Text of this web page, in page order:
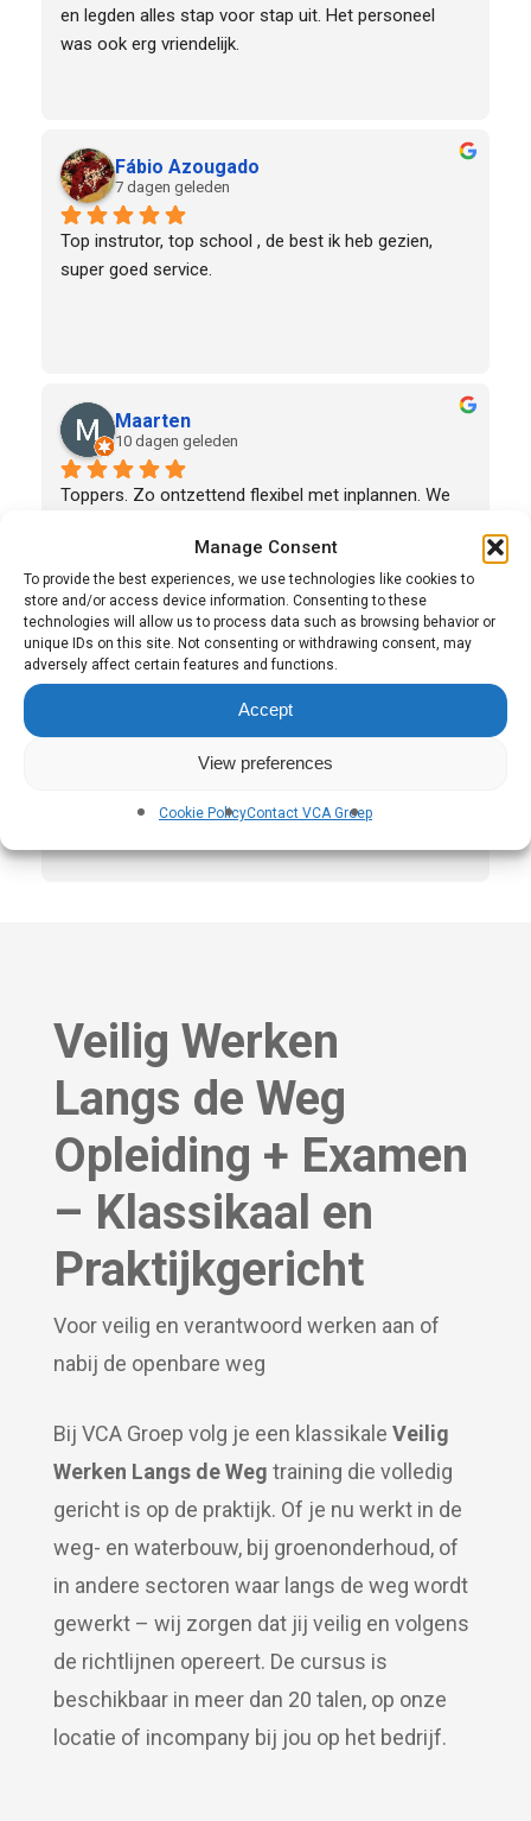
Manage Consent
To provide the best experiences, we use technologies like cookies to
store and/or access device information. Consenting to these
technologies will allow us to process data such as browsing behavior or
unique IDs on this site. Not consenting or withdrawing consent, may
adversely affect certain features and functions.
Accept
View preferences
Cookie PolicyContact VCA Groep
en legden alles stap voor stap uit. Het personeel
was ook erg vriendelijk.
Fábio Azougado
7 dagen geleden
Top instrutor, top school , de best ik heb gezien,
super goed service.
Maarten
10 dagen geleden
Toppers. Zo ontzettend flexibel met inplannen. We
voor de hoogwerker maar tot twee keer toe heel fijn
meegedacht.Van de cursisten heb ik niets dan
goeds gehoord over de cursusleider die met een
lach en veel enthousiasme de training hier heeft
verzorgdBenjamin van Es
en ruimte voor vragen! Top!
Veilig Werken
Langs de Weg
Opleiding + Examen
– Klassikaal en
Praktijkgericht
Voor veilig en verantwoord werken aan of
nabij de openbare weg
Bij VCA Groep volg je een klassikaleVeilig
Werken Langs de Weg training die volledig
gericht is op de praktijk. Of je nu werkt in de
weg- en waterbouw, bij groenonderhoud, of
in andere sectoren waar langs de weg wordt
gewerkt – wij zorgen dat jij veilig en volgens
de richtlijnen opereert. De cursus is
beschikbaar in meer dan 20 talen, op onze
locatie of incompany bij jou op het bedrijf.